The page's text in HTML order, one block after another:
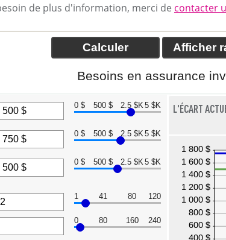
de plus d'information, merci de contacter
Besoins en assurance
0 $ 500 $ 2.5 $K 5 $K
$
0 $ 500 $ 2.5 $K 5 $K
0 $ 500 $ 2.5 $K 5 $K
1 41 80 120
0 80 160 240
L'ÉCART